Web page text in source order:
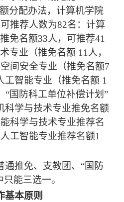
分配办法，计算机学院
推荐人数为82名：计算
免名额33人，可推荐41
专业（推免名额 11人，
间安全专业（推免名额7
工智能专业（推免名额 1
“国防科工单位补偿计划 ”
科学与技术专业推免名额
科学与技术专业推荐名
工智能专业推荐名额1
通推免、支教团、 “国防
能三选一。
基本原则